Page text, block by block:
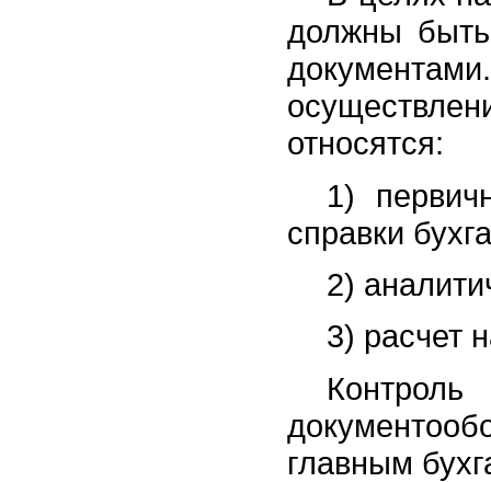
должны
относятся:
1)
справки
2)
3) расчет
главным